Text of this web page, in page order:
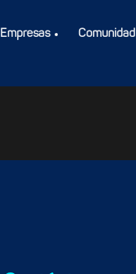
Empresas Comunidad